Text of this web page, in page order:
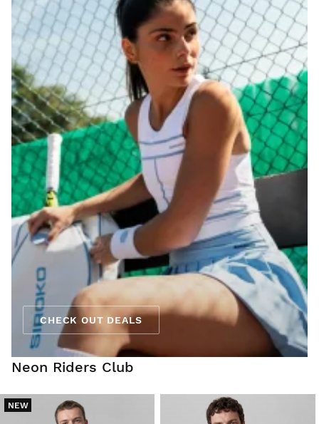
CHECK OUT DEALS
Neon Riders Club
NEW